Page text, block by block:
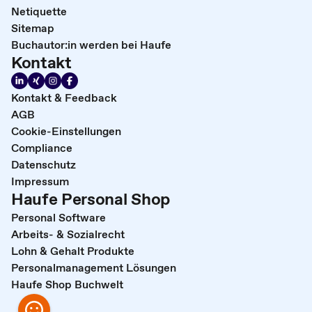
Netiquette
Sitemap
Buchautor:in werden bei Haufe
Kontakt
Kontakt & Feedback
AGB
Cookie-Einstellungen
Compliance
Datenschutz
Impressum
Haufe Personal Shop
Personal Software
Arbeits- & Sozialrecht
Lohn & Gehalt Produkte
Personalmanagement Lösungen
Haufe Shop Buchwelt